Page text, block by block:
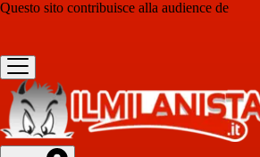
Questo sito contribuisce alla audience de